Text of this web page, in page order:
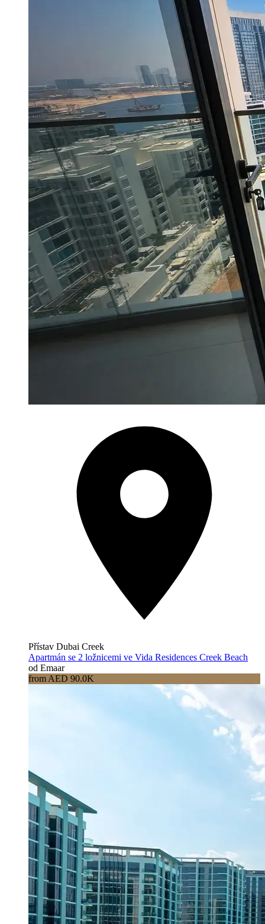
Přístav Dubai Creek
Apartmán se 2 ložnicemi ve Vida Residences Creek Beach
od Emaar
from AED 90.0K